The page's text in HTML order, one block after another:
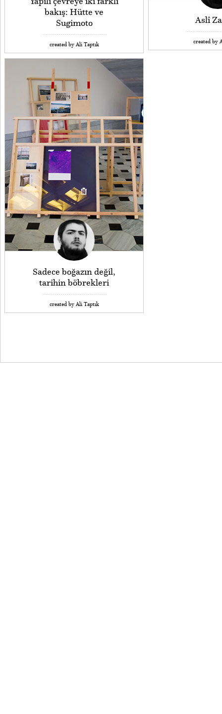
bakış: Hütte ve
Sugimoto
created by Ali Taptık
Aslî
created by
Sadece boğazın değil,
tarihin böbrekleri
created by Ali Taptık